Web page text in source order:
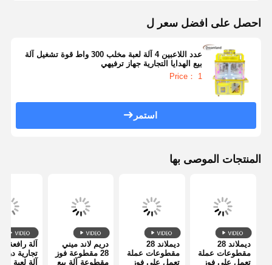
احصل على افضل سعر ل
عدد اللاعبين 4 آلة لعبة مخلب 300 واط قوة تشغيل آلة
بيع الهدايا التجارية جهاز ترفيهي
Price： 1
استمر
المنتجات الموصى بها
ديملاند 28
مقطوعات عملة
تعمل على فوز
ديملاند 28
مقطوعات عملة
تعمل على فوز
دريم لاند ميني
28 مقطوعة فوز
مقطوعة آلة بيع
آلة رافعة
تجارية
آلة لعبة